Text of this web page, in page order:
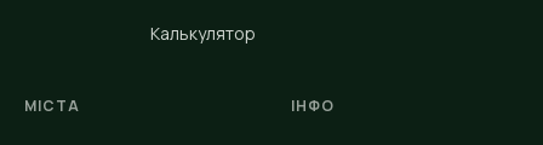
Калькулятор
МІСТА ІНФО